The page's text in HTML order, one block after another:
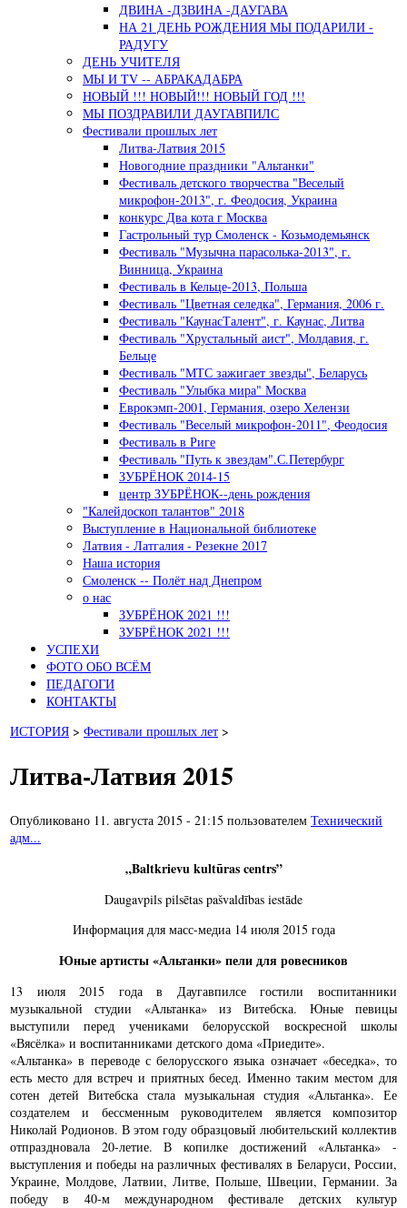
ДВИНА -ДЗВИНА -ДАУГАВА
НА 21 ДЕНЬ РОЖДЕНИЯ МЫ ПОДАРИЛИ -
РАДУГУ
ДЕНЬ УЧИТЕЛЯ
МЫ И TV -- АБРАКАДАБРА
НОВЫЙ !!! НОВЫЙ!!! НОВЫЙ ГОД !!!
МЫ ПОЗДРАВИЛИ ДАУГАВПИЛС
Фестивали прошлых лет
Литва-Латвия 2015
Новогодние праздники "Альтанки"
Фестиваль детского творчества "Веселый
микрофон-2013", г. Феодосия, Украина
конкурс Два кота г Москва
Гастрольный тур Смоленск - Козьмодемьянск
Фестиваль "Музычна парасолька-2013", г.
Винница, Украина
Фестиваль в Кельце-2013, Польша
Фестиваль "Цветная селедка", Германия, 2006 г.
Фестиваль "КаунасТалент", г. Каунас, Литва
Фестиваль "Хрустальный аист", Молдавия, г.
Бельце
Фестиваль "МТС зажигает звезды", Беларусь
Фестиваль "Улыбка мира" Москва
Еврокэмп-2001, Германия, озеро Хелензи
Фестиваль "Веселый микрофон-2011", Феодосия
Фестиваль в Риге
Фестиваль "Путь к звездам".С.Петербург
ЗУБРЁНОК 2014-15
центр ЗУБРЁНОК--день рождения
"Калейдоскоп талантов" 2018
Выступление в Национальной библиотеке
Латвия - Латгалия - Резекне 2017
Наша история
Смоленск -- Полёт над Днепром
о нас
ЗУБРЁНОК 2021 !!!
ЗУБРЁНОК 2021 !!!
УСПЕХИ
ФОТО ОБО ВСЁМ
ПЕДАГОГИ
КОНТАКТЫ
ИСТОРИЯ > Фестивали прошлых лет >
Литва-Латвия 2015
Опубликовано 11. августа 2015 - 21:15 пользователем Технический
адм...
„Baltkrievu kultūras centrs”
Daugavpils pilsētas pašvaldības iestāde
Информация для масс-медиа 14 июля 2015 года
Юные артисты «Альтанки» пели для ровесников
13 июля 2015 года в Даугавпилсе гостили воспитанники
музыкальной студии «Альтанка» из Витебска. Юные певицы
выступили перед учениками белорусской воскресной школы
«Вясёлка» и воспитанниками детского дома «Приедите».
«Альтанка» в переводе с белорусского языка означает «беседка», то
есть место для встреч и приятных бесед. Именно таким местом для
сотен детей Витебска стала музыкальная студия «Альтанка». Ее
создателем и бессменным руководителем является композитор
Николай Родионов. В этом году образцовый любительский коллектив
отпраздновала 20-летие. В копилке достижений «Альтанка» -
выступления и победы на различных фестивалях в Беларуси, России,
Украине, Молдове, Латвии, Литве, Польше, Швеции, Германии. За
победу в 40-м международном фестивале детских культур